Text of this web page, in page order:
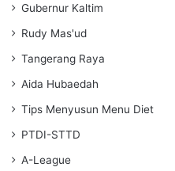
Gubernur Kaltim
Rudy Mas'ud
Tangerang Raya
Aida Hubaedah
Tips Menyusun Menu Diet
PTDI-STTD
A-League